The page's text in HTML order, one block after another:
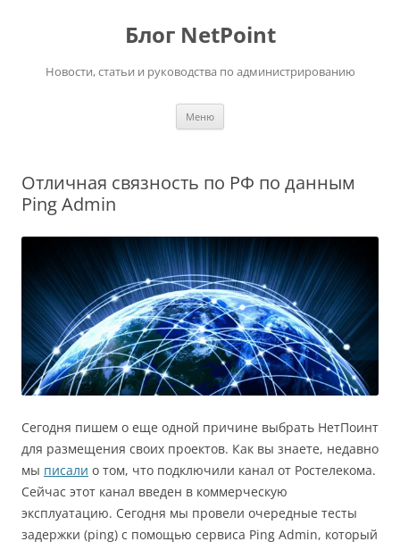
Блог NetPoint
Новости, статьи и руководства по администрированию
Меню
Отличная связность по РФ по данным
Ping Admin
Сегодня пишем о еще одной причине выбрать НетПоинт
для размещения своих проектов. Как вы знаете, недавно
мы писали о том, что подключили канал от Ростелекома.
Сейчас этот канал введен в коммерческую
эксплуатацию. Сегодня мы провели очередные тесты
задержки (ping) с помощью сервиса Ping Admin, который